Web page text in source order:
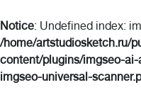
Notice: Undefined index:
/home/artstudiosketch.ru/
content/plugins/imgseo-
imgseo-universal-